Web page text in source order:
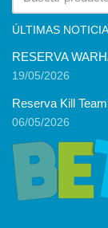
ÚLTIMAS
RESERVA
19/05/2026
Reserva Kill
06/05/2026